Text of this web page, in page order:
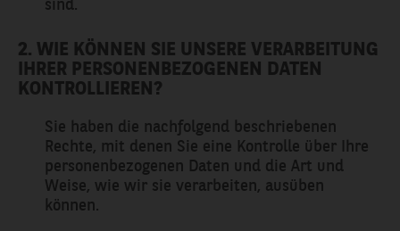
2. WIE KÖNNEN SIE UNSERE VERARBEITUNG
IHRER PERSONENBEZOGENEN DATEN
KONTROLLIEREN?
Sie haben die nachfolgend beschriebenen
Rechte, mit denen Sie eine Kontrolle über Ihre
personenbezogenen Daten und die Art und
Weise, wie wir sie verarbeiten, ausüben
können.